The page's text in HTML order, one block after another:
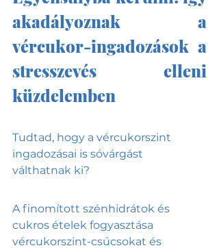
akadályoznak a
vércukor-ingadozások a
stresszevés elleni
küzdelemben
Tudtad, hogy a vércukorszint
ingadozásai is sóvárgást
válthatnak ki?
A finomított szénhidrátok és
cukros ételek fogyasztása
vércukorszint-csúcsokat és